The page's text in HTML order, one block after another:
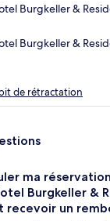
Burgkeller &
Burgkeller &
de rétractation
ma
Burgkeller &
recevoir un